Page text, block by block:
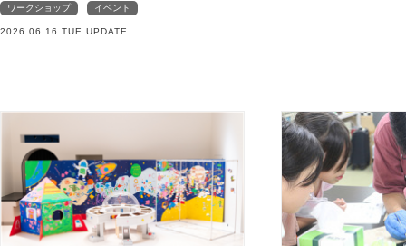
ワークショップ イベント
2026.06.16 TUE UPDATE